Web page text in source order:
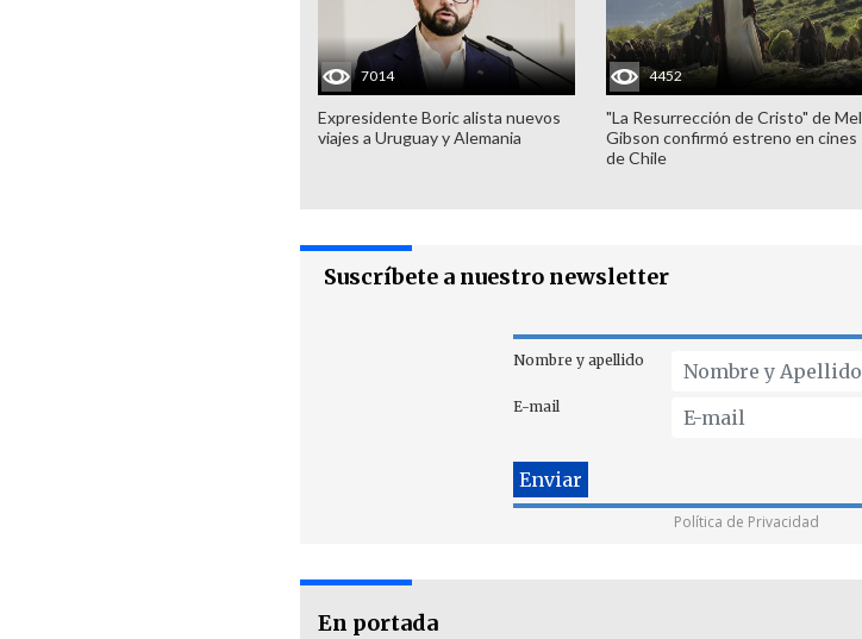
7014
Expresidente Boric alista nuevos
viajes a Uruguay y Alemania
4452
"La Resurrección de Cristo" de Mel
Gibson confirmó estreno en cines
de Chile
Suscríbete a nuestro newsletter
Nombre y apellido
E-mail
Política de Privacidad
En portada